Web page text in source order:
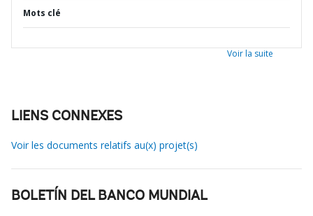
Mots clé
Voir la suite
LIENS CONNEXES
Voir les documents relatifs au(x) projet(s)
BOLETÍN DEL BANCO MUNDIAL